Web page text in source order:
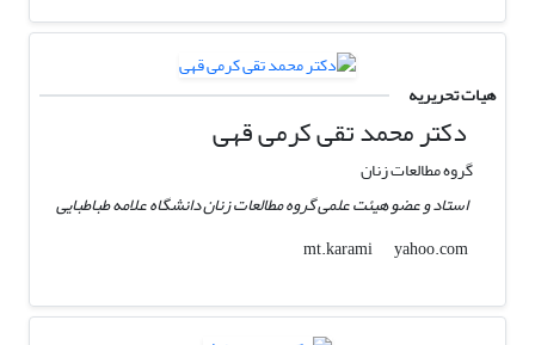
هیات تحریریه
دکتر محمد تقی کرمی قهی
گروه مطالعات زنان
استاد و عضو هیئت علمی گروه مطالعات زنان دانشگاه علامه طباطبایی
mt.karami
yahoo.com